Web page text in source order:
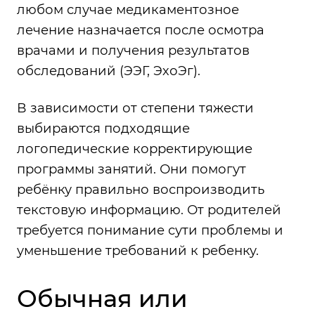
любом случае медикаментозное
лечение назначается после осмотра
врачами и получения результатов
обследований (ЭЭГ, ЭхоЭг).
В зависимости от степени тяжести
выбираются подходящие
логопедические корректирующие
программы занятий. Они помогут
ребёнку правильно воспроизводить
текстовую информацию. От родителей
требуется понимание сути проблемы и
уменьшение требований к ребенку.
Обычная или